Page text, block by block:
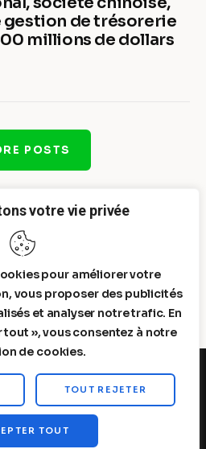
votre vie privée
pour améliorer votre
vous proposer des publicités
et analyser notre trafic. En
», vous consentez à notre
de cookies.
TOUT REJETER
TOUT
gestion de trésorerie
millions de dollars
POSTS
Steelldy© 2026. All Rights Reserved.